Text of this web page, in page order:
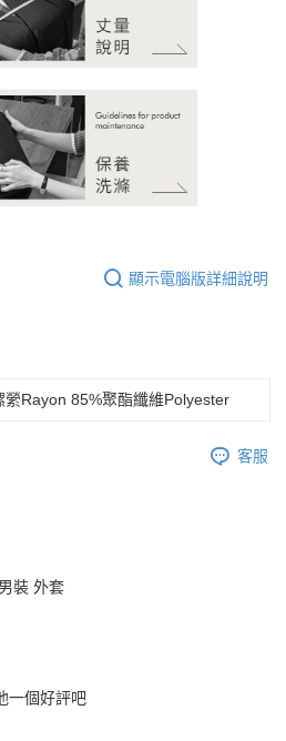
顯示電腦版詳細說明
縈Rayon 85%聚酯纖維Polyester
客服
男裝 外套
一個好評吧